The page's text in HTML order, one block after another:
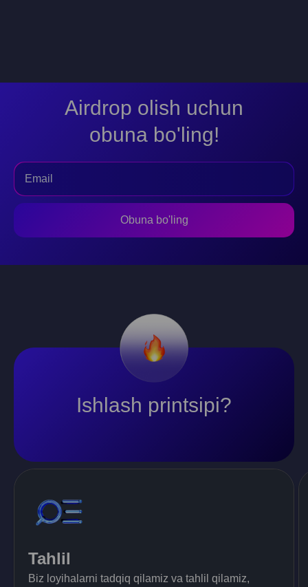
Airdrop olish uchun
obuna bo'ling!
Obuna bo'ling
Ishlash printsipi?
Tahlil
Biz loyihalarni tadqiq qilamiz va tahlil qilamiz,